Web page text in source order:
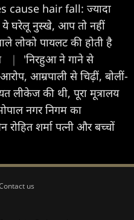
cause hair fall: ज्यादा
घरेलू नुस्खे, आप तो नहीं
लोको पायलट की होती है
|
'निरहुआ ने गाने से
आम्रपाली से चिढ़ीं, बोलीं-
लीकेज की थी, पूरा मूत्रालय
नगर निगम का
रोहित शर्मा पत्नी और बच्चों
us